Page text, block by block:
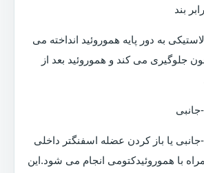
بند
به دور پایه هموروئید انداخته می
جلوگیری می کند و هموروئید بعد از
یا باز کردن عضله اسفنگتر داخلی
با هموروئیدکتومی انجام می شود.این